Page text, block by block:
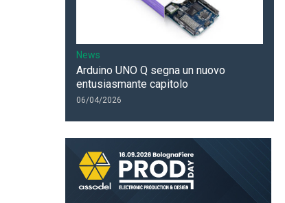
News
Arduino UNO Q segna un nuovo
entusiasmante capitolo
06/04/2026